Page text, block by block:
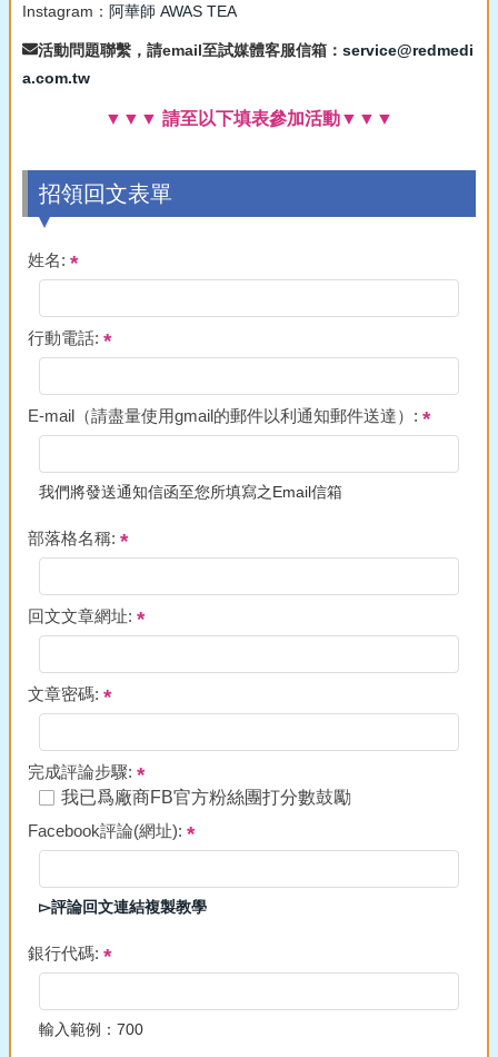
Instagram： 阿華師 AWAS TEA
活動問題聯繫，請email至試媒體客服信箱： service@redmedi
a.com.tw
▼▼▼ 請至以下填表參加活動▼▼▼
招領回文表單
姓名:
行動電話:
E-mail（請盡量使用gmail的郵件以利通知郵件送達）:
我們將發送通知信函至您所填寫之Email信箱
部落格名稱:
回文文章網址:
文章密碼:
完成評論步驟:
我已爲廠商FB官方粉絲團打分數鼓勵
Facebook評論(網址):
▻評論回文連結複製教學
銀行代碼:
輸入範例：700